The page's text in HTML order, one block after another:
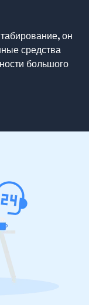
он
средства
большого